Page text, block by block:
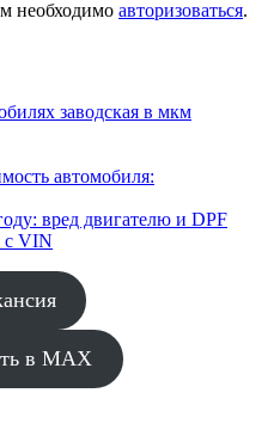
необходимо авторизоваться.
заводская в мкм
автомобиля:
вред двигателю и DPF
с VIN
в MAX